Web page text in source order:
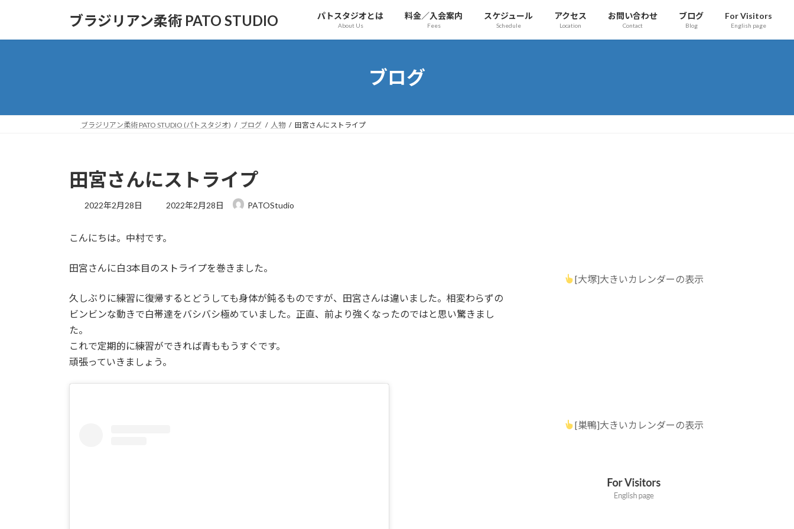
ブラジリアン柔術 PATO STUDIO パトスタジオとは
About Us
料金／入会案内
Fees
スケジュール
Schedule
アクセス
Location
お問い合わせ
Contact
ブログ
Blog
For Visitors
English page
ブログ
ブラジリアン柔術 PATO STUDIO (パトスタジオ) ブログ 人物 田宮さんにストライプ
田宮さんにストライプ
2022年2月28日
最
新
:
2022年2月28日 PATOStudio
こんにちは。中村です。
田宮さんに白3本目のストライプを巻きました。
久しぶりに練習に復帰するとどうしても身体が鈍るものですが、田宮さんは違いました。相変わらずの
ビンビンな動きで白帯達をバシバシ極めていました。正直、前より強くなったのではと思い驚きまし
た。
これで定期的に練習ができれば青ももうすぐです。
頑張っていきましょう。
[大塚]大きいカレンダーの表示
[巣鴨]大きいカレンダーの表示